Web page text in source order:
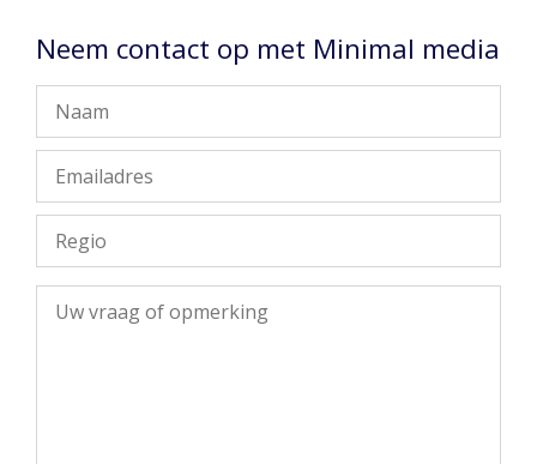
Neem contact op met Minimal media